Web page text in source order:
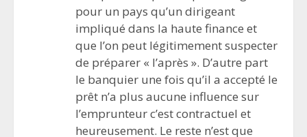
pour un pays qu’un dirigeant
impliqué dans la haute finance et
que l’on peut légitimement suspecter
de préparer « l’après ». D’autre part
le banquier une fois qu’il a accepté le
prêt n’a plus aucune influence sur
l’emprunteur c’est contractuel et
heureusement. Le reste n’est que